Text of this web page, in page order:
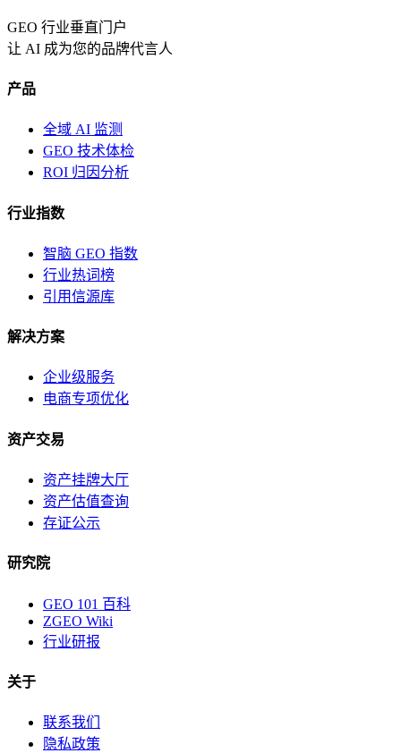
GEO 行业垂直门户
让 AI 成为您的品牌代言人
产品
全域 AI 监测
GEO 技术体检
ROI 归因分析
行业指数
智脑 GEO 指数
行业热词榜
引用信源库
解决方案
企业级服务
电商专项优化
资产交易
资产挂牌大厅
资产估值查询
存证公示
研究院
GEO 101 百科
ZGEO Wiki
行业研报
关于
联系我们
隐私政策